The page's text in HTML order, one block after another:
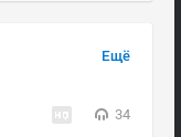
Ещё
34